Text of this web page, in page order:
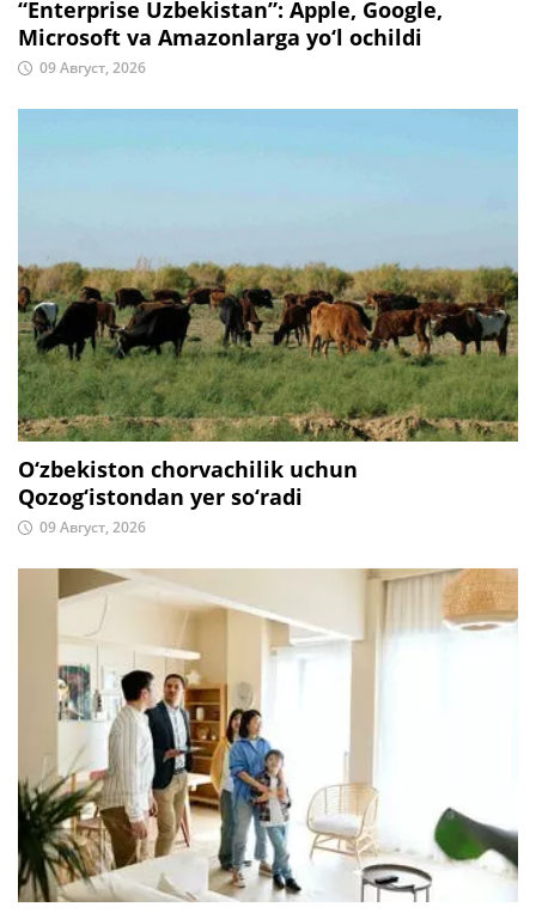
“Enterprise Uzbekistan”: Apple, Google,
Microsoft va Amazonlarga yo‘l ochildi
09 Август, 2026
O‘zbekiston chorvachilik uchun
Qozog‘istondan yer so‘radi
09 Август, 2026